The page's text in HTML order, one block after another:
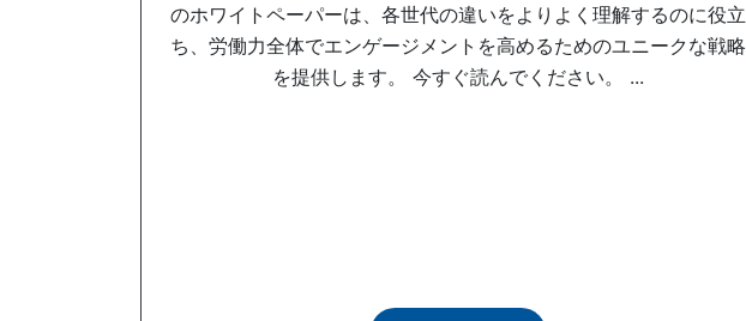
のホワイトペーパーは、各世代の違いをよりよく理解するのに役立
ち、労働力全体でエンゲージメントを高めるためのユニークな戦略
を提供します。 今すぐ読んでください。 ...